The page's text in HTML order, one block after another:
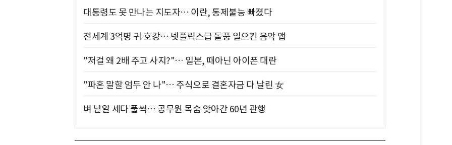
대통령도 못 만나는 지도자… 이란, 통제불능 빠졌다
전세계 3억명 귀 호강… 넷플릭스급 돌풍 일으킨 음악 앱
"저걸 왜 2배 주고 사지?"… 일본, 때아닌 아이폰 대란
"파혼 말할 엄두 안 나"… 주식으로 결혼자금 다 날린 女
벼 낱알 세다 풀썩… 공무원 목숨 앗아간 60년 관행